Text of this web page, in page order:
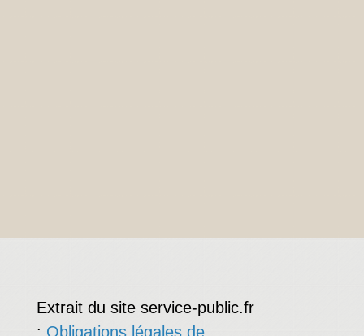
Extrait du site service-public.fr
: Obligations légales de